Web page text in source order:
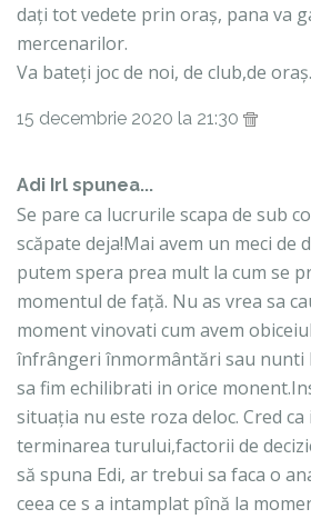
dați tot vedete prin oraș, pana va
mercenarilor.
Va bateți joc de noi, de club,de
15 decembrie 2020 la 21:30
Adi Irl spunea...
Se pare ca lucrurile scapa de sub
scăpate deja!Mai avem un meci de
putem spera prea mult la cum se
momentul de față. Nu as vrea sa
moment vinovati cum avem
înfrângeri înmormântări sau nunti
sa fim echilibrati in orice
situația nu este roza deloc. Cred
terminarea turului,factorii de
să spuna Edi, ar trebui sa faca o
ceea ce s a intamplat pînă la